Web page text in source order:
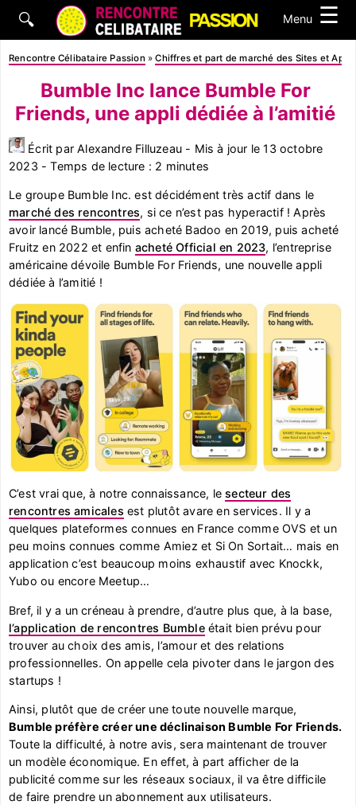
🔍 Menu ☰
Rencontre Célibataire Passion »Chiffres et part de marché des Sites et
Bumble Inc lance Bumble For
Friends, une appli dédiée à l’amitié
Écrit par Alexandre Filluzeau - Mis à jour le 13 octobre
2023 - Temps de lecture : 2 minutes
Le groupe Bumble Inc. est décidément très actif dans le
marché des rencontres, si ce n’est pas hyperactif ! Après
avoir lancé Bumble, puis acheté Badoo en 2019, puis acheté
Fruitz en 2022 et enfin acheté Official en 2023, l’entreprise
américaine dévoile Bumble For Friends, une nouvelle appli
dédiée à l’amitié !
C’est vrai que, à notre connaissance, lesecteur des
rencontres amicales est plutôt avare en services. Il y a
quelques plateformes connues en France comme OVS et un
peu moins connues comme Amiez et Si On Sortait… mais en
application c’est beaucoup moins exhaustif avec Knockk,
Yubo ou encore Meetup…
Bref, il y a un créneau à prendre, d’autre plus que, à la base,
l’application de rencontres Bumbleétait bien prévu pour
trouver au choix des amis, l’amour et des relations
professionnelles. On appelle cela pivoter dans le jargon des
startups !
Ainsi, plutôt que de créer une toute nouvelle marque,
Bumble préfère créer une déclinaison Bumble For Friends.
Toute la difficulté, à notre avis, sera maintenant de trouver
un modèle économique. En effet, à part afficher de la
publicité comme sur les réseaux sociaux, il va être difficile
de faire prendre un abonnement aux utilisateurs.